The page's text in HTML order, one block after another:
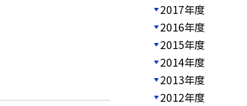
2017年度
2016年度
2015年度
2014年度
2013年度
2012年度